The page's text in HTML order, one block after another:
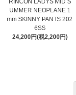
RINCON LADYS MID S
UMMER NEOPLANE 1
mm SKINNY PANTS 202
6SS
24,200円(税2,200円)